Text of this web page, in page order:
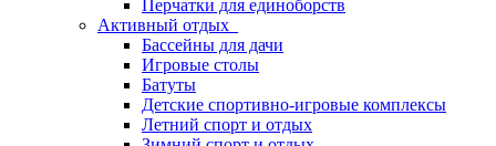
Перчатки для единоборств
Активный отдых
Бассейны для дачи
Игровые столы
Батуты
Детские спортивно-игровые комплексы
Летний спорт и отдых